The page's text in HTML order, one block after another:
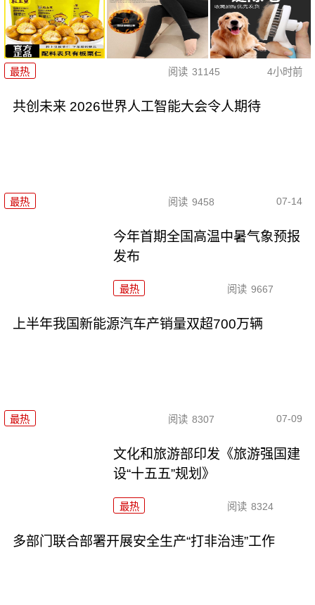
最热 阅读 31145 4小时前
共创未来 2026世界人工智能大会令人期待
最热 阅读 9458 07-14
今年首期全国高温中暑气象预报
发布
最热 阅读 9667
上半年我国新能源汽车产销量双超700万辆
最热 阅读 8307 07-09
文化和旅游部印发《旅游强国建
设“十五五”规划》
最热 阅读 8324
多部门联合部署开展安全生产“打非治违”工作